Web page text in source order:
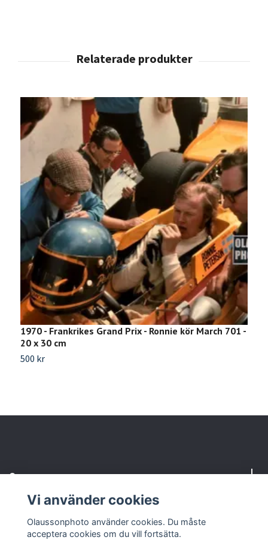
1970 - Frankrikes Grand Prix - Ronnie kör March 701 -
20 x 30 cm
500 kr
Om oss
Vi använder cookies
Olaussonphoto använder cookies. Du måste
acceptera cookies om du vill fortsätta.